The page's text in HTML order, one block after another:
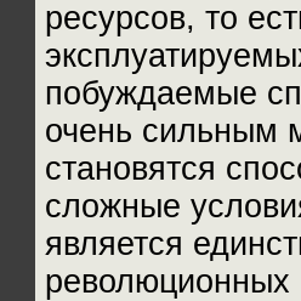
ресурсов, то
побуждаемые
очень сильным
становятся
сложные
является
революционных